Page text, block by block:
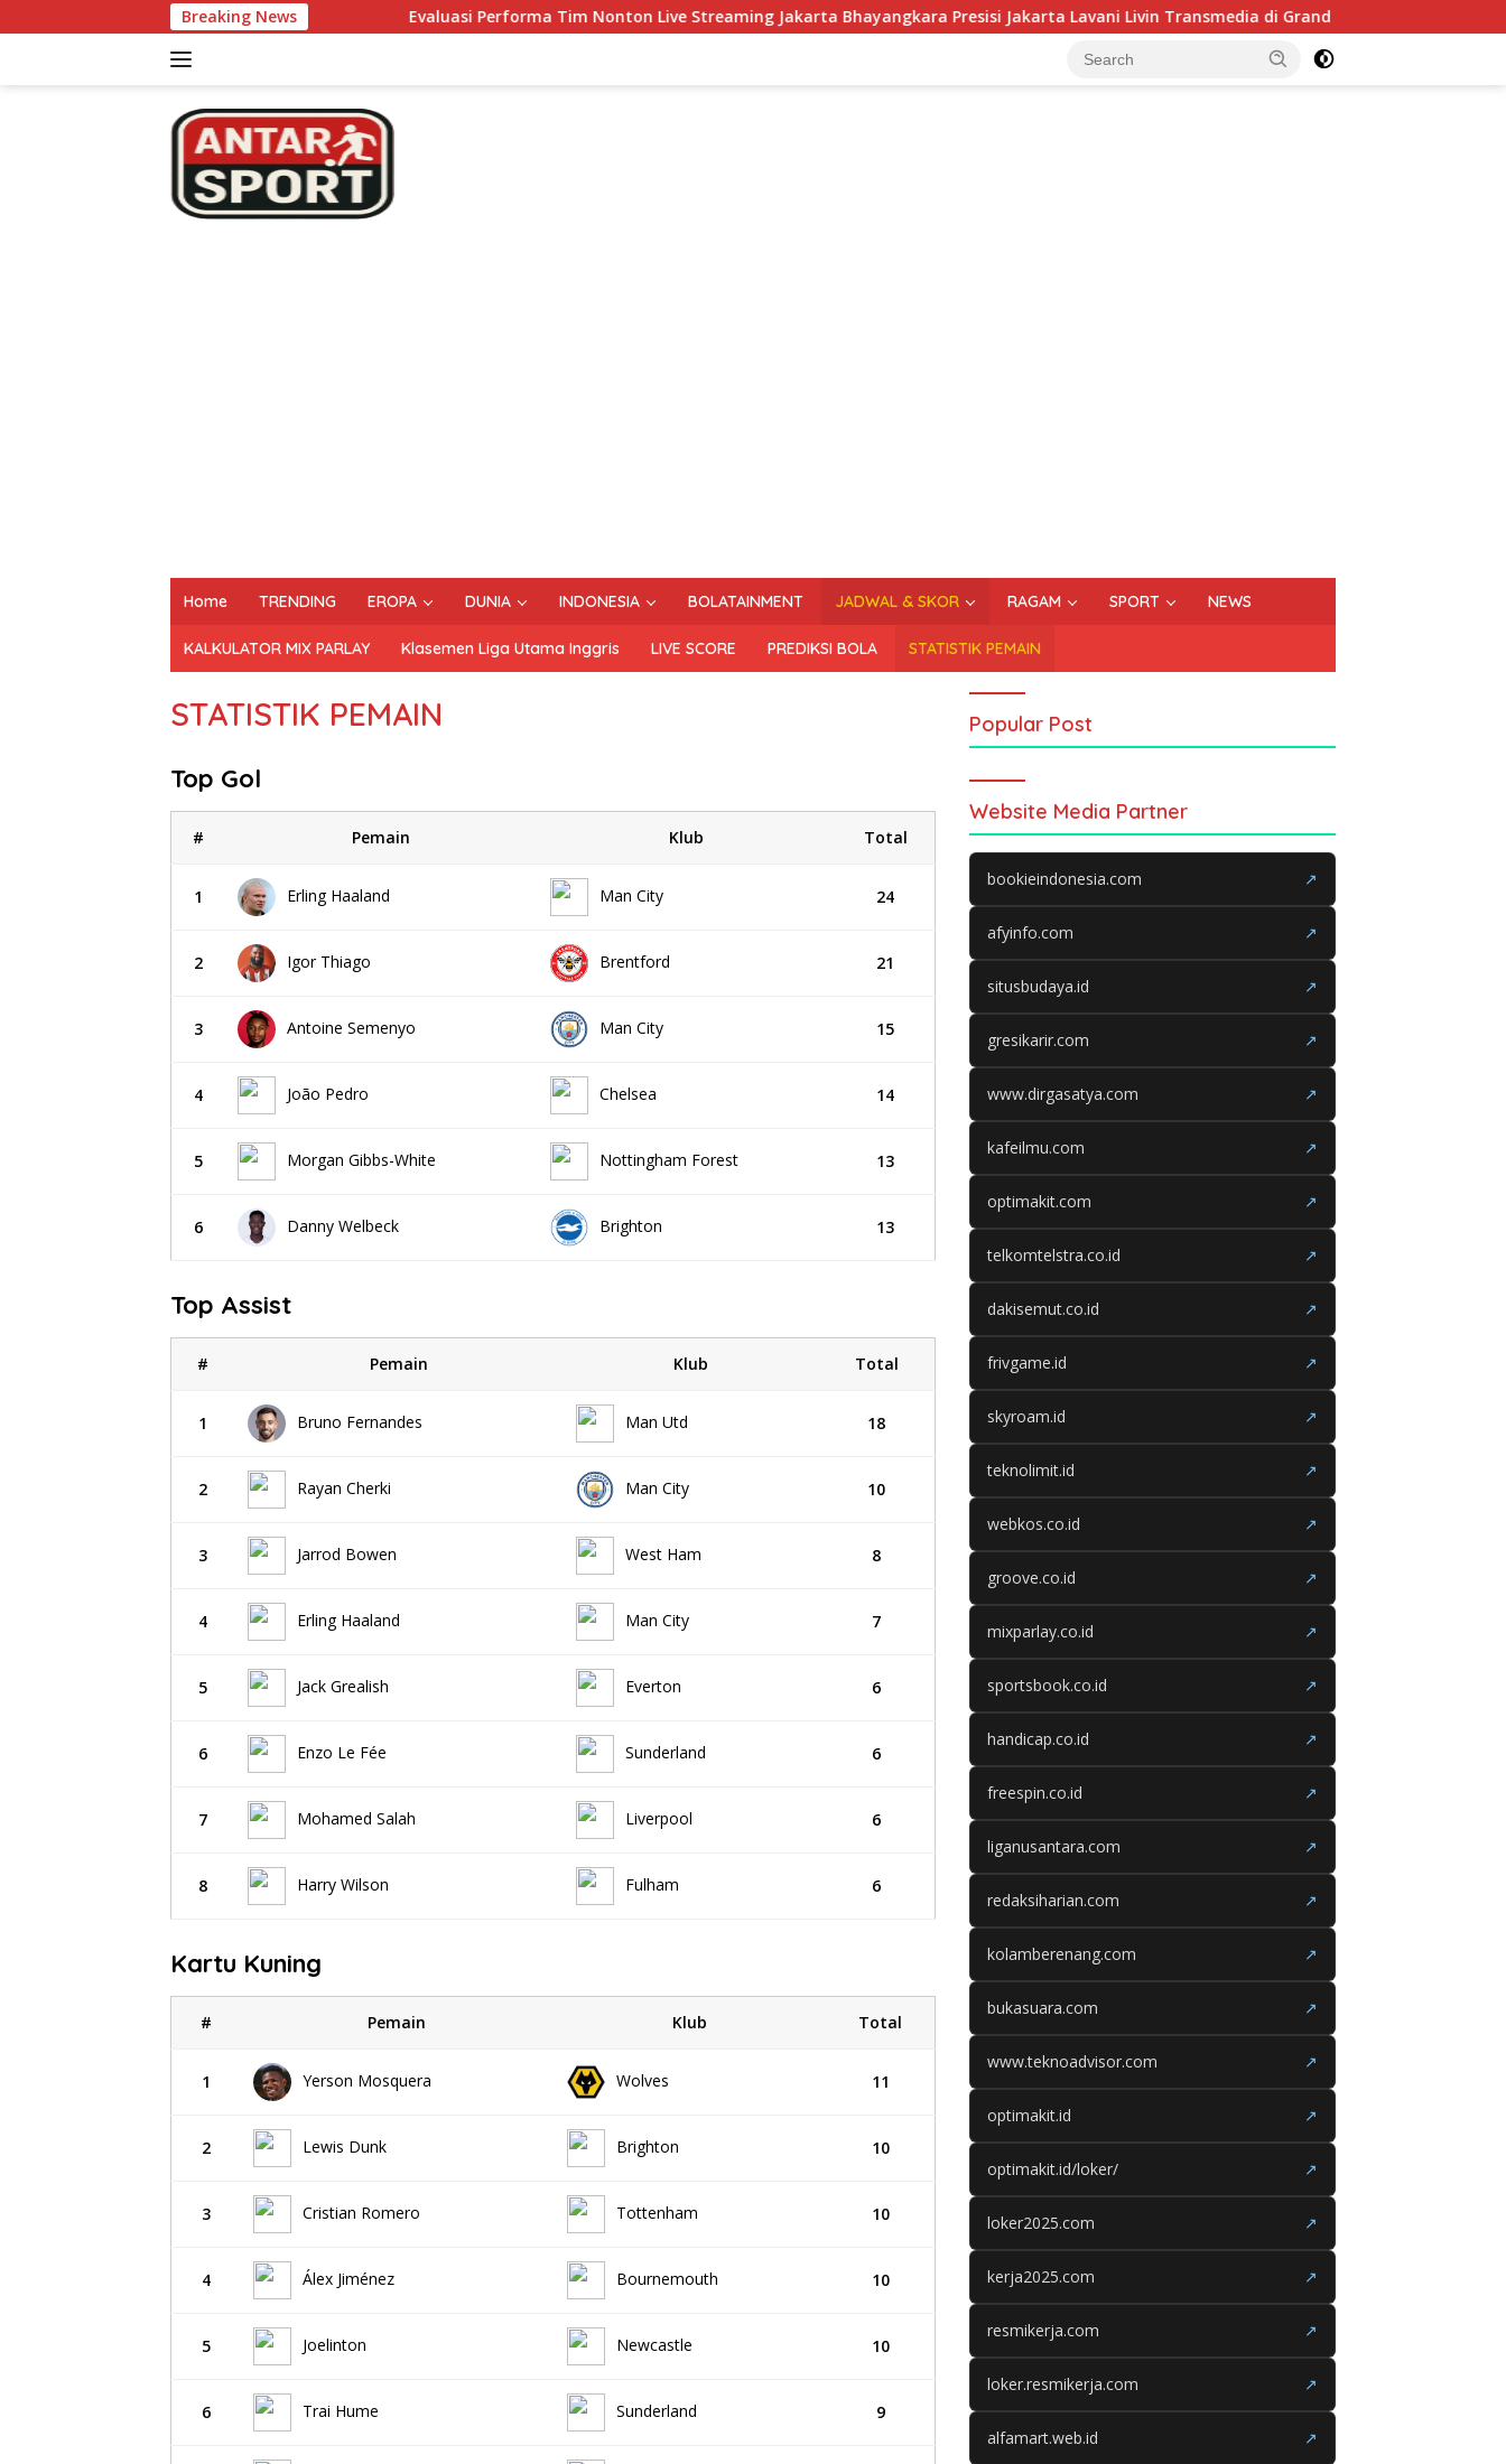
to
Breaking NewsEvaluasi Performa Tim Nonton Live Streaming Jakarta Bhayangkara Presisi Jakarta Lavani Livin Transmedia di Grand Final Proliga 2026 di MOJI, 25 April
Home TRENDING EROPA DUNIA INDONESIA BOLATAINMENT JADWAL & SKOR RAGAM SPORT NEWS
KALKULATOR MIX PARLAY Klasemen Liga Utama Inggris LIVE SCORE PREDIKSI BOLA STATISTIK PEMAIN
STATISTIK PEMAIN
Top Gol
# Pemain Klub Total
1 Erling Haaland Man City 24
2 Igor Thiago Brentford 21
3 Antoine Semenyo Man City 15
4 João Pedro Chelsea 14
5 Morgan Gibbs-White Nottingham Forest 13
6 Danny Welbeck Brighton 13
Top Assist
# Pemain Klub Total
1 Bruno Fernandes Man Utd 18
2 Rayan Cherki Man City 10
3 Jarrod Bowen West Ham 8
4 Erling Haaland Man City 7
5 Jack Grealish Everton 6
6 Enzo Le Fée Sunderland 6
7 Mohamed Salah Liverpool 6
8 Harry Wilson Fulham 6
Kartu Kuning
# Pemain Klub Total
1 Yerson Mosquera Wolves 11
2 Lewis Dunk Brighton 10
3 Cristian Romero Tottenham 10
4 Álex Jiménez Bournemouth 10
5 Joelinton Newcastle 10
6 Trai Hume Sunderland 9
Popular Post
Website Media Partner
bookieindonesia.com ↗
afyinfo.com ↗
situsbudaya.id ↗
gresikarir.com ↗
www.dirgasatya.com ↗
kafeilmu.com ↗
optimakit.com ↗
telkomtelstra.co.id ↗
dakisemut.co.id ↗
frivgame.id ↗
skyroam.id ↗
teknolimit.id ↗
webkos.co.id ↗
groove.co.id ↗
mixparlay.co.id ↗
sportsbook.co.id ↗
handicap.co.id ↗
freespin.co.id ↗
liganusantara.com ↗
redaksiharian.com ↗
kolamberenang.com ↗
bukasuara.com ↗
www.teknoadvisor.com ↗
optimakit.id ↗
optimakit.id/loker/ ↗
loker2025.com ↗
kerja2025.com ↗
resmikerja.com ↗
loker.resmikerja.com ↗
alfamart.web.id ↗